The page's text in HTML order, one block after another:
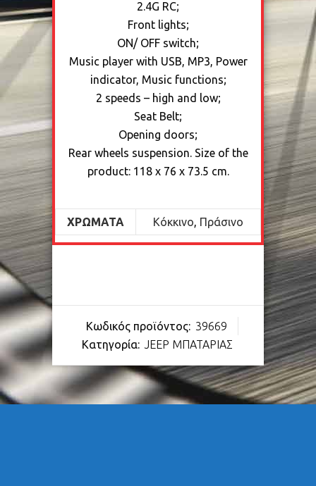
2.4G RC;
Front lights;
ON/ OFF switch;
Music player with USB, MP3, Power
indicator, Music functions;
2 speeds – high and low;
Seat Belt;
Opening doors;
Rear wheels suspension. Size of the
product: 118 x 76 x 73.5 cm.
ΧΡΏΜΑΤΑ Κόκκινο, Πράσινο
Κωδικός προϊόντος: 39669
Κατηγορία: JEEP ΜΠΑΤΑΡΙΑΣ